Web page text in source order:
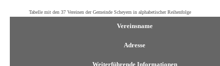
Tabelle mit den 37 Vereinen der Gemeinde Scheyern in alphabetischer Reihenfolge
Vereinsname
Adresse
Weiterführende Informationen